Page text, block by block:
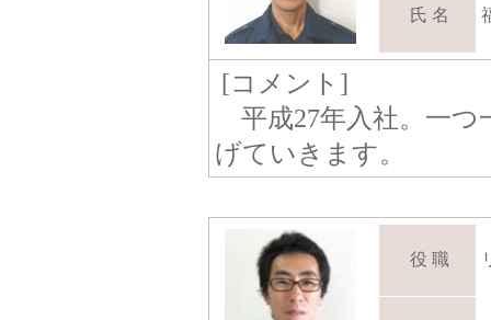
氏 名
[コメント]
平成27年入社。一つ
げていきます。
役 職